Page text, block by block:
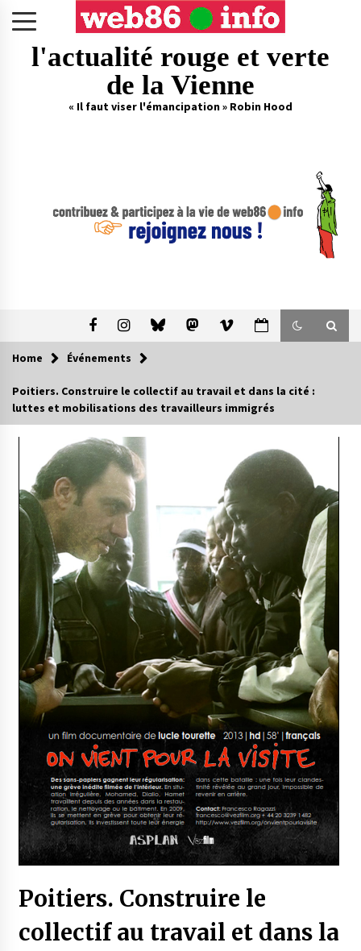
l'actualité rouge et verte
de la Vienne
« Il faut viser l'émancipation » Robin Hood
Home Événements
Poitiers. Construire le collectif au travail et dans la cité :
luttes et mobilisations des travailleurs immigrés
Poitiers. Construire le
collectif au travail et dans la